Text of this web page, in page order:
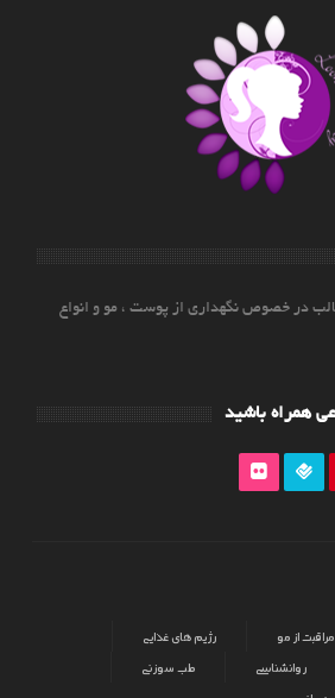
در خصوص نگهداری از پوست ، مو و انواع
همراه باشید
مراقبت از مو
رژیم های غذایی
روانشناسی
طب سوزنی